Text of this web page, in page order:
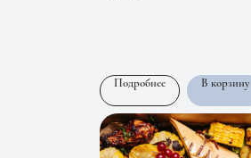
Подробнее В корзину